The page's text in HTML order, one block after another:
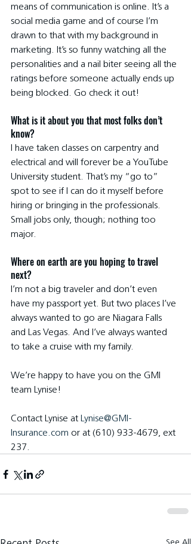
means of communication is online. It’s a
social media game and of course I’m
drawn to that with my background in
marketing. It’s so funny watching all the
personalities and a nail biter seeing all the
ratings before someone actually ends up
being blocked. Go check it out!
What is it about you that most folks don’t
know?
I have taken classes on carpentry and
electrical and will forever be a YouTube
University student. That’s my “go to”
spot to see if I can do it myself before
hiring or bringing in the professionals.
Small jobs only, though; nothing too
major.
Where on earth are you hoping to travel
next?
I’m not a big traveler and don’t even
have my passport yet. But two places I’ve
always wanted to go are Niagara Falls
and Las Vegas. And I’ve always wanted
to take a cruise with my family.
We’re happy to have you on the GMI
team Lynise!
Contact Lynise at Lynise@GMI-
Insurance.com or at (610) 933-4679, ext
237.
See All